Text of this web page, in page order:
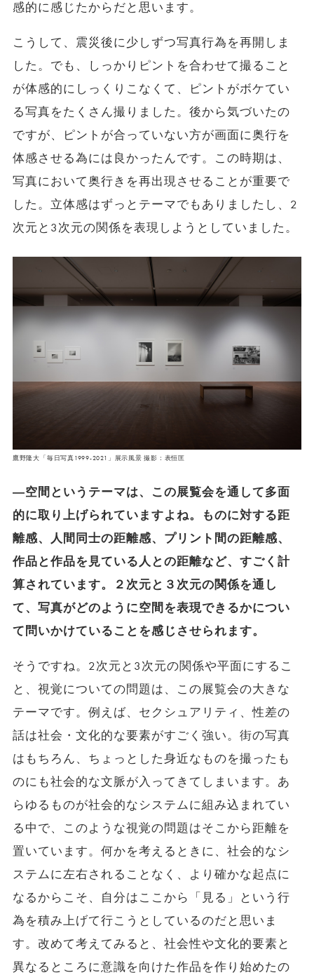
感的に感じたからだと思います。
こうして、震災後に少しずつ写真行為を再開しま
した。でも、しっかりピントを合わせて撮ること
が体感的にしっくりこなくて、ピントがボケてい
る写真をたくさん撮りました。後から気づいたの
ですが、ピントが合っていない方が画面に奥行を
体感させる為には良かったんです。この時期は、
写真において奥行きを再出現させることが重要で
した。立体感はずっとテーマでもありましたし、2
次元と3次元の関係を表現しようとしていました。
鷹野隆大「毎日写真1999-2021」展示風景 撮影：表恒匡
―空間というテーマは、この展覧会を通して多面
的に取り上げられていますよね。ものに対する距
離感、人間同士の距離感、プリント間の距離感、
作品と作品を見ている人との距離など、すごく計
算されています。２次元と３次元の関係を通し
て、写真がどのように空間を表現できるかについ
て問いかけていることを感じさせられます。
そうですね。2次元と3次元の関係や平面にするこ
と、視覚についての問題は、この展覧会の大きな
テーマです。例えば、セクシュアリティ、性差の
話は社会・文化的な要素がすごく強い。街の写真
はもちろん、ちょっとした身近なものを撮ったも
のにも社会的な文脈が入ってきてしまいます。あ
らゆるものが社会的なシステムに組み込まれてい
る中で、このような視覚の問題はそこから距離を
置いています。何かを考えるときに、社会的なシ
ステムに左右されることなく、より確かな起点に
なるからこそ、自分はここから「見る」という行
為を積み上げて行こうとしているのだと思いま
す。改めて考えてみると、社会性や文化的要素と
異なるところに意識を向けた作品を作り始めたの